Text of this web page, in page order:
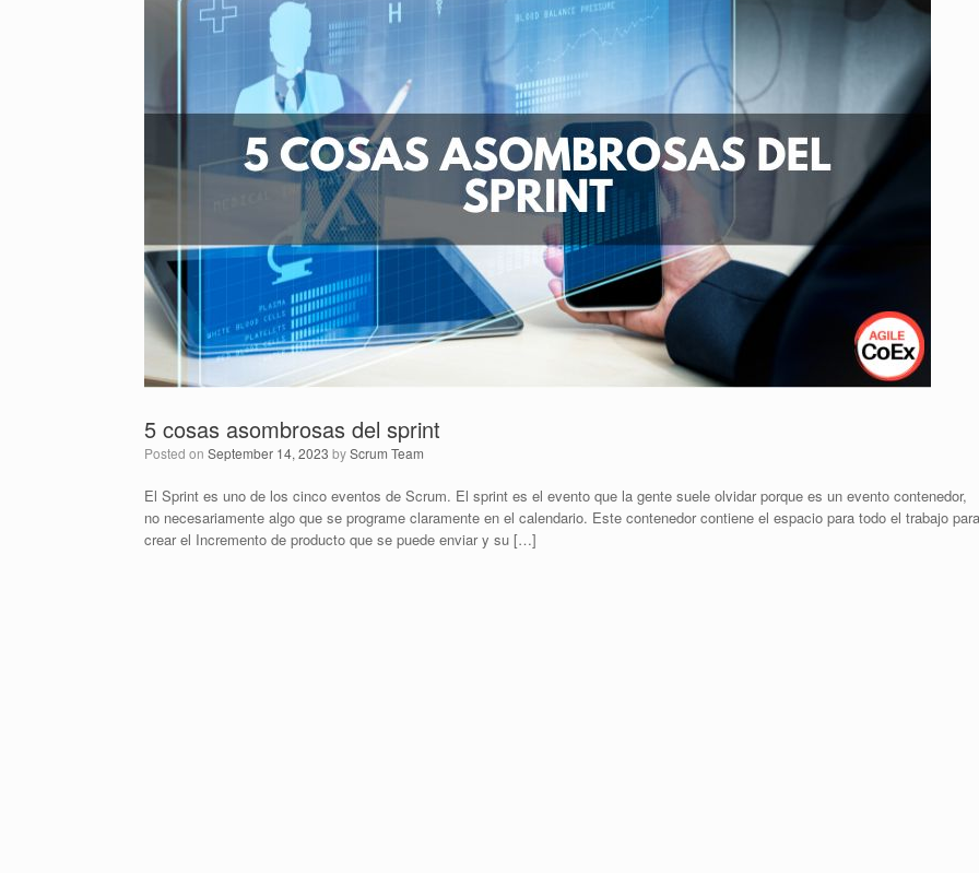
5 cosas asombrosas del sprint
Posted on September 14, 2023 byScrum Team
El Sprint es uno de los cinco eventos de Scrum. El sprint es el evento que la gente suele olvidar porque es un evento contenedor,
no necesariamente algo que se programe claramente en el calendario. Este contenedor contiene el espacio para todo el trabajo para
crear el Incremento de producto que se puede enviar y su […]